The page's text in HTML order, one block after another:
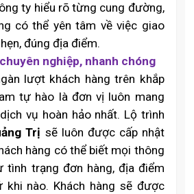
ty hiểu rõ từng cung đường,
có thể yên tâm về việc giao
đúng địa điểm.
nghiệp, nhanh chóng
lượt khách hàng trên khắp
tự hào là đơn vị luôn mang
vụ hoàn hảo nhất. Lộ trình
Trị sẽ luôn được cấp nhật
hàng có thể biết mọi thông
tình trạng đơn hàng, địa điểm
khi nào. Khách hàng sẽ được